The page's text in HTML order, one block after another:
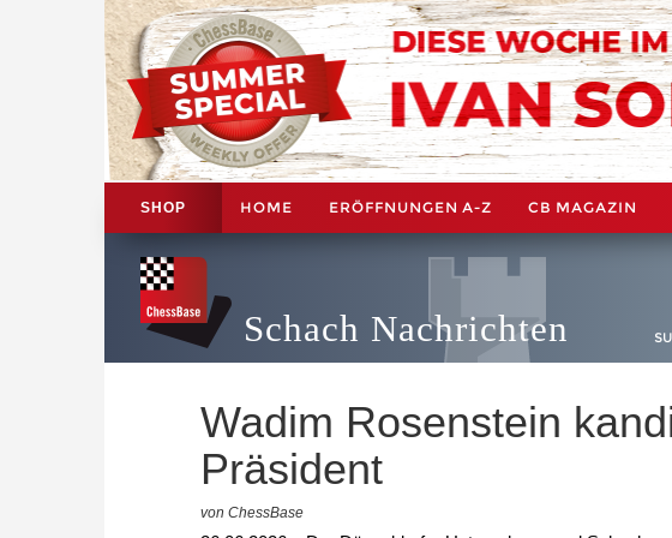
SHOP HOME ERÖFFNUNGEN A-Z CB MAGAZIN
Schach Nachrichten
Wadim Rosenstein
Präsident
von ChessBase